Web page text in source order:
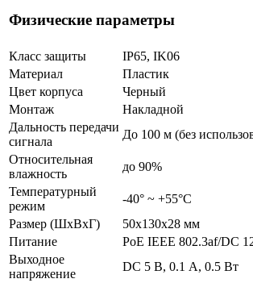
Физические параметры
Класс защиты
IP65, IK06
Материал
Пластик
Цвет корпуса
Черный
Монтаж
Накладной
Дальность передачи
сигнала
До 100 м (без
Относительная
влажность
до 90%
Температурный
режим
-40° ~ +55°С
Размер (ШxВxГ)
50x130x28 мм
Питание
PoE IEEE 802.3af/DC
Выходное
напряжение
DC 5 В, 0.1 А, 0.5 Вт